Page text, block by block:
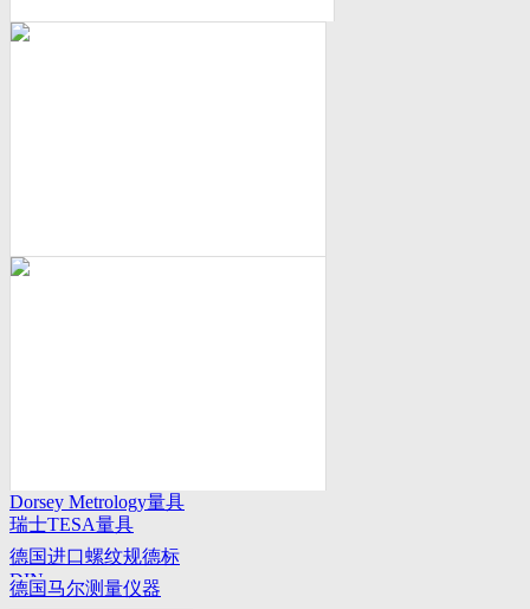
Dorsey Metrology量具
系列
瑞士TESA量具
德国进口螺纹规德标
DIN
德国马尔测量仪器